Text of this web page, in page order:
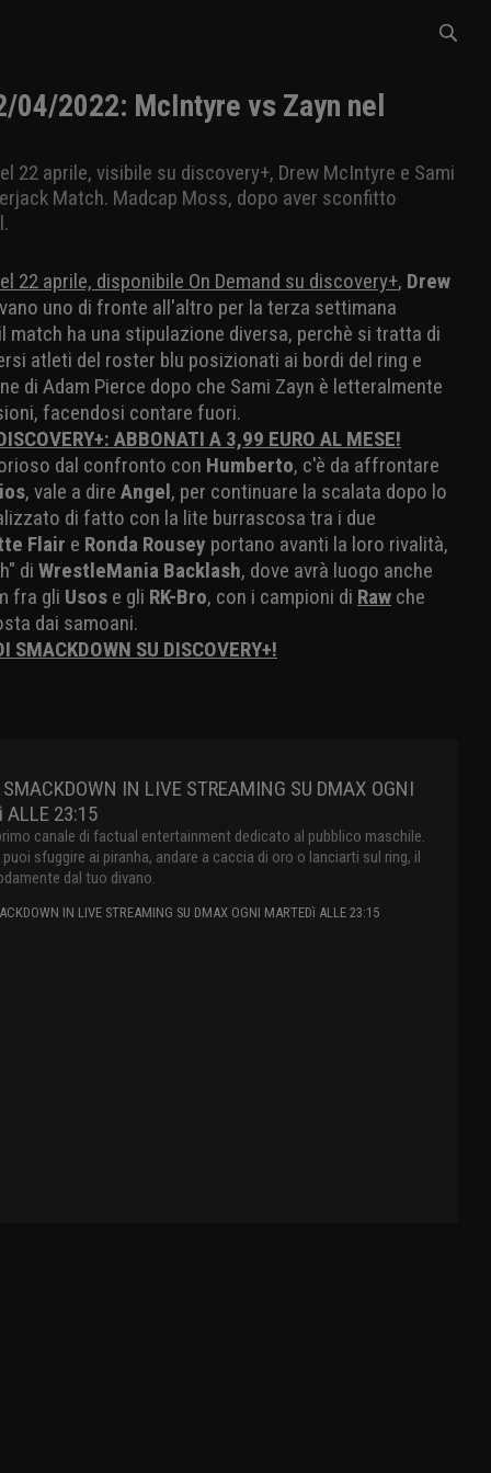
04/2022: McIntyre vs Zayn nel
22 aprile, visibile su discovery+, Drew McIntyre e Sami
Match. Madcap Moss, dopo aver sconfitto
22 aprile, disponibile On Demand su discovery+, Drew
uno di fronte all'altro per la terza settimana
match ha una stipulazione diversa, perchè si tratta di
atleti del roster blu posizionati ai bordi del ring e
di Adam Pierce dopo che Sami Zayn è letteralmente
facendosi contare fuori.
ABBONATI A 3,99 EURO AL MESE!
dal confronto con Humberto, c'è da affrontare
, vale a dire Angel, per continuare la scalata dopo lo
di fatto con la lite burrascosa tra i due
Flair e Ronda Rousey portano avanti la loro rivalità,
di WrestleMania Backlash, dove avrà luogo anche
fra gli Usos e gli RK-Bro, con i campioni di Raw che
dai samoani.
SMACKDOWN SU DISCOVERY+!
SMACKDOWN IN LIVE STREAMING SU DMAX OGNI
ALLE 23:15
canale di factual entertainment dedicato al pubblico maschile.
puoi sfuggire ai piranha, andare a caccia di oro o lanciarti sul ring, il
dal tuo divano.
IN LIVE STREAMING SU DMAX OGNI MARTEDì ALLE 23:15